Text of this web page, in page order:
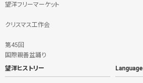
望洋フリーマーケット
クリスマス工作会
第45回
国際親善盆踊り
望洋ヒストリー Language